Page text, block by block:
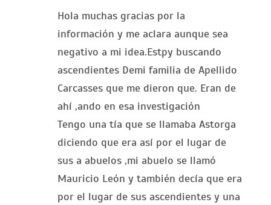
Hola muchas gracias por la
información y me aclara aunque sea
negativo a mi idea.Estpy buscando
ascendientes Demi familia de Apellido
Carcasses que me dieron que. Eran de
ahí ,ando en esa investigación
Tengo una tía que se llamaba Astorga
diciendo que era así por el lugar de
sus a abuelos ,mi abuelo se llamó
Mauricio León y también decía que era
por el lugar de sus ascendientes y una